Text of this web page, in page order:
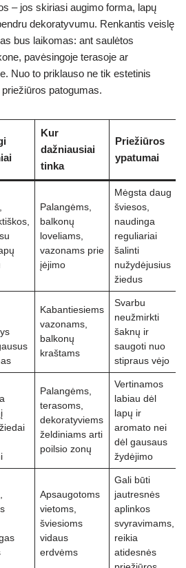
– jos skiriasi augimo forma, lapų
dekoratyvumu. Renkantis veislę
bus laikomas: ant saulėtos
pavėsingoje terasoje ar
Nuo to priklauso ne tik estetinis
patogumas.
Kur
dažniausiai
tinka
Priežiūros
ypatumai
Palangėms,
balkonų
loveliams,
vazonams prie
įėjimo
Mėgsta daug
šviesos,
naudinga
reguliariai
šalinti
nužydėjusius
žiedus
Kabantiesiems
vazonams,
balkonų
kraštams
Svarbu
neužmirkti
šaknų ir
saugoti nuo
stipraus vėjo
Palangėms,
terasoms,
dekoratyviems
želdiniams arti
poilsio zonų
Vertinamos
labiau dėl
lapų ir
aromato nei
dėl gausaus
žydėjimo
Apsaugotoms
vietoms,
šviesioms
vidaus
erdvėms
Gali būti
jautresnės
aplinkos
svyravimams,
reikia
atidesnės